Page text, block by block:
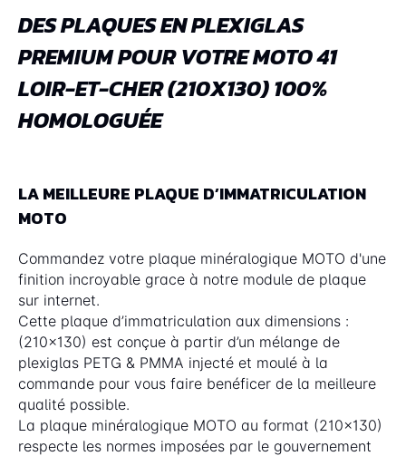
DES PLAQUES EN PLEXIGLAS
PREMIUM POUR VOTRE MOTO 41
LOIR-ET-CHER (210X130) 100%
HOMOLOGUÉE
LA MEILLEURE PLAQUE D’IMMATRICULATION
MOTO
Commandez votre plaque minéralogique MOTO d'une
finition incroyable grace à notre module de plaque
sur internet.
Cette plaque d’immatriculation aux dimensions :
(210x130) est conçue à partir d’un mélange de
plexiglas PETG & PMMA injecté et moulé à la
commande pour vous faire benéficer de la meilleure
qualité possible.
La plaque minéralogique MOTO au format (210x130)
respecte les normes imposées par le gouvernement